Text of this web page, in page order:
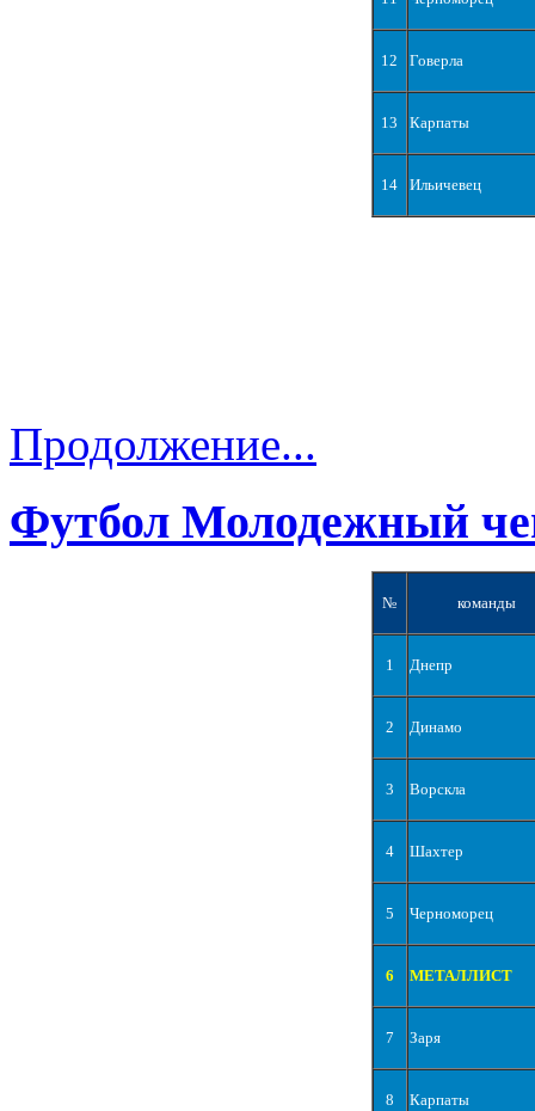
12 Говерла
13 Карпаты
14 Ильичевец
Продолжение...
Футбол Молодежный
№ команды
1 Днепр
2 Динамо
3 Ворскла
4 Шахтер
5 Черноморец
6 МЕТАЛЛИСТ
7 Заря
8 Карпаты